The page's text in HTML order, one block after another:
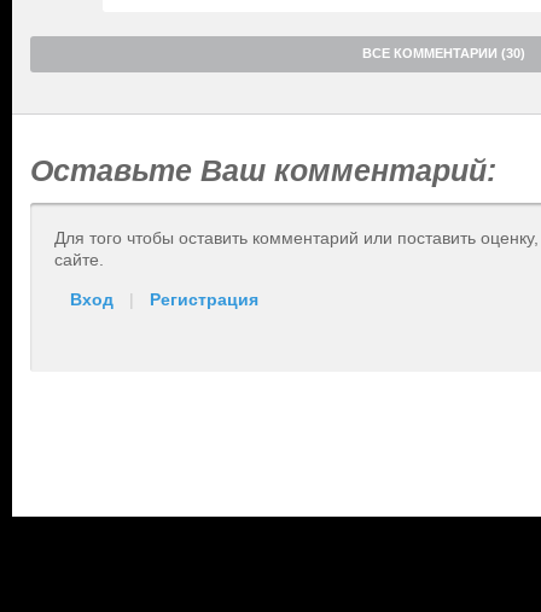
ВСЕ КОММЕНТАРИИ (30)
Оставьте Ваш комментарий:
Для того чтобы оставить комментарий или поставить
сайте.
Вход | Регистрация